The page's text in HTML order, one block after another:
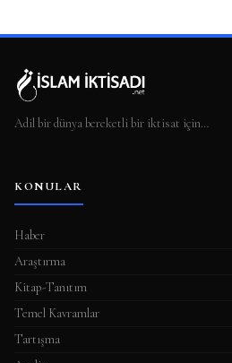
Adil bir dünya bereketli bir iktisat için…
KONULAR
Haber
Araştırma
Kitap-Tanıtım
Temel Kavramlar
Tartışma